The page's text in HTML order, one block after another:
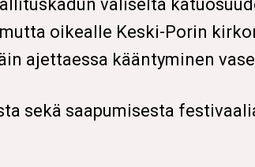
väliseltä
oikealle Keski-Porin
ajettaessa kääntyminen
sekä saapumisesta